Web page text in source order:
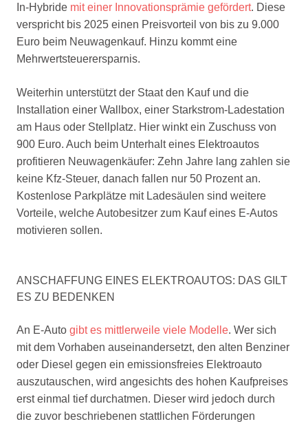
In-Hybride mit einer Innovationsprämie gefördert. Diese
verspricht bis 2025 einen Preisvorteil von bis zu 9.000
Euro beim Neuwagenkauf. Hinzu kommt eine
Mehrwertsteuerersparnis.
Weiterhin unterstützt der Staat den Kauf und die
Installation einer Wallbox, einer Starkstrom-Ladestation
am Haus oder Stellplatz. Hier winkt ein Zuschuss von
900 Euro. Auch beim Unterhalt eines Elektroautos
profitieren Neuwagenkäufer: Zehn Jahre lang zahlen sie
keine Kfz-Steuer, danach fallen nur 50 Prozent an.
Kostenlose Parkplätze mit Ladesäulen sind weitere
Vorteile, welche Autobesitzer zum Kauf eines E-Autos
motivieren sollen.
ANSCHAFFUNG EINES ELEKTROAUTOS: DAS GILT
ES ZU BEDENKEN
An E-Auto gibt es mittlerweile viele Modelle. Wer sich
mit dem Vorhaben auseinandersetzt, den alten Benziner
oder Diesel gegen ein emissionsfreies Elektroauto
auszutauschen, wird angesichts des hohen Kaufpreises
erst einmal tief durchatmen. Dieser wird jedoch durch
die zuvor beschriebenen stattlichen Förderungen